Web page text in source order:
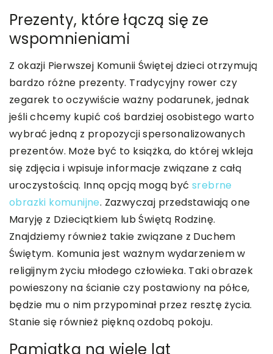
Prezenty, które łączą się ze
wspomnieniami
Z okazji Pierwszej Komunii Świętej dzieci otrzymują
bardzo różne prezenty. Tradycyjny rower czy
zegarek to oczywiście ważny podarunek, jednak
jeśli chcemy kupić coś bardziej osobistego warto
wybrać jedną z propozycji spersonalizowanych
prezentów. Może być to książka, do której wkleja
się zdjęcia i wpisuje informacje związane z całą
uroczystością. Inną opcją mogą być srebrne
obrazki komunijne. Zazwyczaj przedstawiają one
Maryję z Dzieciątkiem lub Świętą Rodzinę.
Znajdziemy również takie związane z Duchem
Świętym. Komunia jest ważnym wydarzeniem w
religijnym życiu młodego człowieka. Taki obrazek
powieszony na ścianie czy postawiony na półce,
będzie mu o nim przypominał przez resztę życia.
Stanie się również piękną ozdobą pokoju.
Pamiątka na wiele lat